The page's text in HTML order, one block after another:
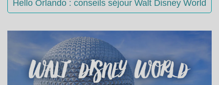
Hello Orlando : conseils séjour Walt Disney World